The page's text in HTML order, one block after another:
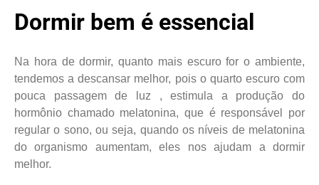
Dormir bem é essencial
Na hora de dormir, quanto mais escuro for o ambiente,
tendemos a descansar melhor, pois o quarto escuro com
pouca passagem de luz , estimula a produção do
hormônio chamado melatonina, que é responsável por
regular o sono, ou seja, quando os níveis de melatonina
do organismo aumentam, eles nos ajudam a dormir
melhor.